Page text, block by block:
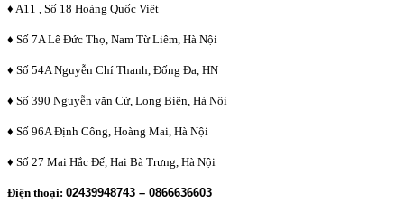
♦ A11 , Số 18 Hoàng Quốc Việt
♦ Số 7A Lê Đức Thọ, Nam Từ Liêm, Hà Nội
♦ Số 54A Nguyễn Chí Thanh, Đống Đa, HN
♦ Số 390 Nguyễn văn Cừ, Long Biên, Hà Nội
♦ Số 96A Định Công, Hoàng Mai, Hà Nội
♦ Số 27 Mai Hắc Đế, Hai Bà Trưng, Hà Nội
Điện thoại: 02439948743 – 0866636603